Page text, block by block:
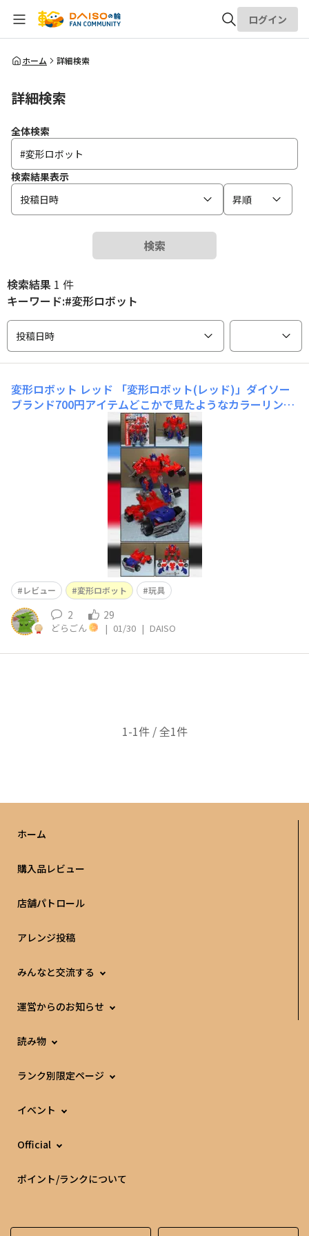
全体検索
ログイン
ホーム 詳細検索
詳細検索
全体検索
検索結果表示
投稿日時
昇順
検索
検索結果 1 件
キーワード:#変形ロボット
投稿日時
変形ロボット レッド
「変形ロボット(レッド)」ダイソー
ブランド700円アイテムどこかで見たようなカラーリング
(笑)のロボットで、バギータイプの自動車にトランスフォ
ーム(変形)できますロボット形態で高さ約18cm、700円
という高額アイテムならではのボリュームがあります塗装
部分は顔のみでかなり限定的、自動車形態の窓なども
レビュー 変形ロボット 玩具
2 29
どらごん | 01/30 | DAISO
1-1件 / 全1件
ホーム
購入品レビュー
店舗パトロール
アレンジ投稿
みんなと交流する
運営からのお知らせ
読み物
ランク別限定ページ
イベント
Official
ポイント/ランクについて